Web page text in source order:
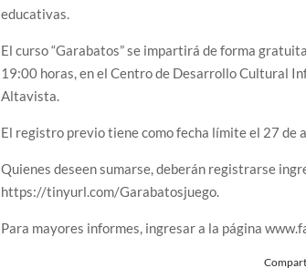
educativas.
El curso “Garabatos” se impartirá de forma
19:00 horas, en el Centro de Desarrollo Cultural
Altavista.
El registro previo tiene como fecha límite el 27 de
Quienes deseen sumarse, deberán registrarse
https://tinyurl.com/Garabatosjuego.
Para mayores informes, ingresar a la página